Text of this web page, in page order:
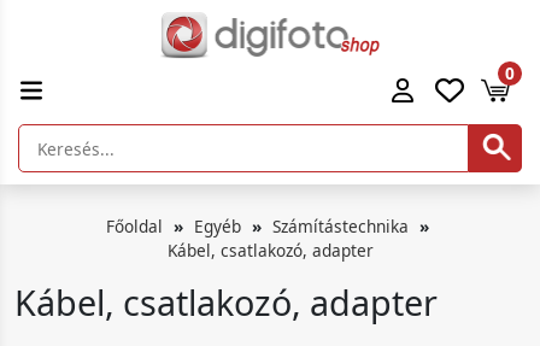
0
Főoldal Egyéb
Számítástechnika
Kábel, csatlakozó, adapter
Kábel, csatlakozó, adapter